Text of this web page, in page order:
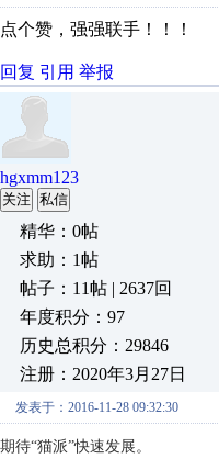
点个赞，强强联手！！！
回复 引用 举报
hgxmm123
关注 私信
精华：0帖
求助：1帖
帖子：11帖 | 2637回
年度积分：97
历史总积分：29846
注册：2020年3月27日
发表于：2016-11-28 09:32:30
期待“猫派”快速发展。